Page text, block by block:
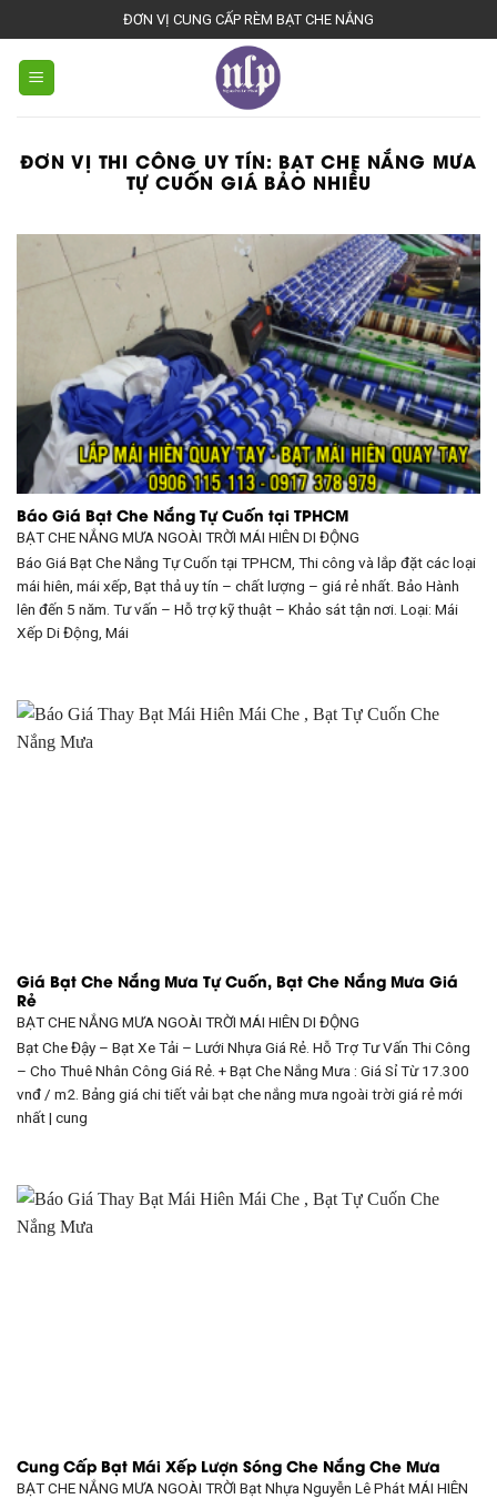
to
content
ĐƠN VỊ CUNG CẤP RÈM BẠT CHE NẮNG
ĐƠN VỊ THI CÔNG UY TÍN: BẠT CHE NẮNG MƯA
TỰ CUỐN GIÁ BẢO NHIỀU
Báo Giá Bạt Che Nắng Tự Cuốn tại TPHCM
BẠT CHE NẮNG MƯA NGOÀI TRỜI MÁI HIÊN DI ĐỘNG
Báo Giá Bạt Che Nắng Tự Cuốn tại TPHCM, Thi công và lắp đặt các loại
mái hiên, mái xếp, Bạt thả uy tín – chất lượng – giá rẻ nhất. Bảo Hành
lên đến 5 năm. Tư vấn – Hỗ trợ kỹ thuật – Khảo sát tận nơi. Loại: Mái
Xếp Di Động, Mái
Giá Bạt Che Nắng Mưa Tự Cuốn, Bạt Che Nắng Mưa Giá
Rẻ
BẠT CHE NẮNG MƯA NGOÀI TRỜI MÁI HIÊN DI ĐỘNG
Bạt Che Đậy – Bạt Xe Tải – Lưới Nhựa Giá Rẻ. Hỗ Trợ Tư Vấn Thi Công
– Cho Thuê Nhân Công Giá Rẻ. + Bạt Che Nắng Mưa : Giá Sỉ Từ 17.300
vnđ / m2. Bảng giá chi tiết vải bạt che nắng mưa ngoài trời giá rẻ mới
nhất | cung
Cung Cấp Bạt Mái Xếp Lượn Sóng Che Nắng Che Mưa
BẠT CHE NẮNG MƯA NGOÀI TRỜI Bạt Nhựa Nguyễn Lê PhátMÁI HIÊN